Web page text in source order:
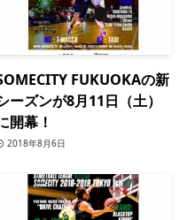
FUKUOKAの新
ーズンが8月11日（土）
開幕！
2018年8月6日